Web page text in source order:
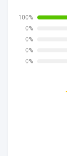
100%
0%
0%
0%
0%